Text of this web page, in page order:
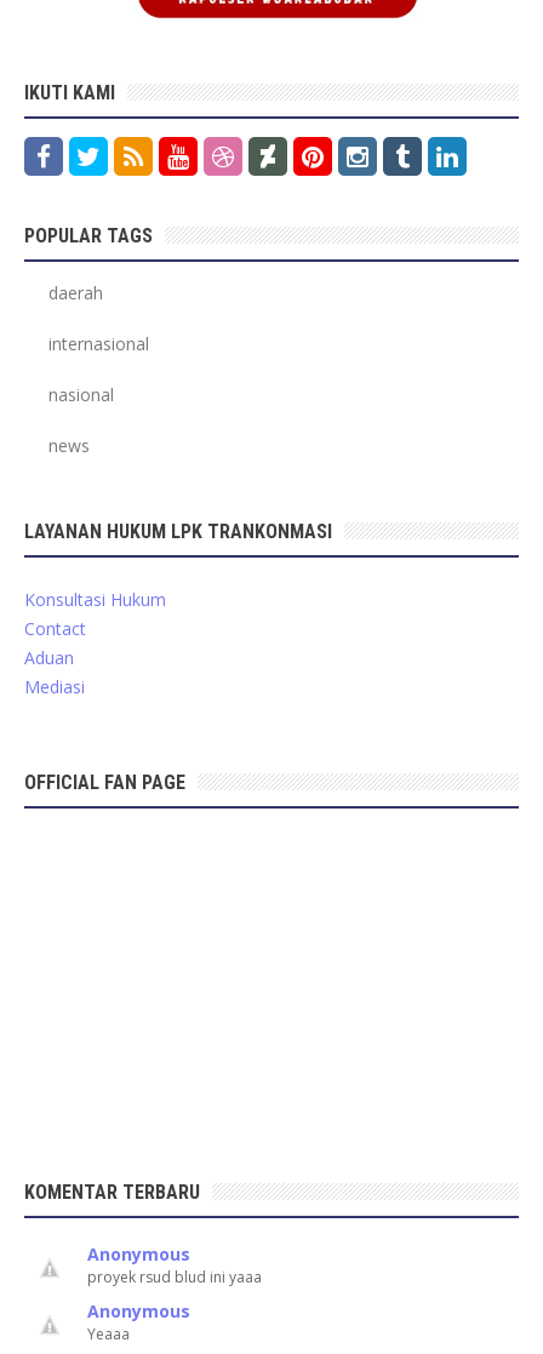
IKUTI KAMI
POPULAR TAGS
daerah
internasional
nasional
news
LAYANAN HUKUM LPK TRANKONMASI
Konsultasi Hukum
Contact
Aduan
Mediasi
OFFICIAL FAN PAGE
KOMENTAR TERBARU
Anonymous
proyek rsud blud ini yaaa
Anonymous
Yeaaa